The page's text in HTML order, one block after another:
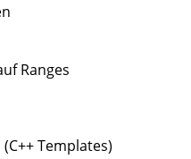
Ranges
Templates)